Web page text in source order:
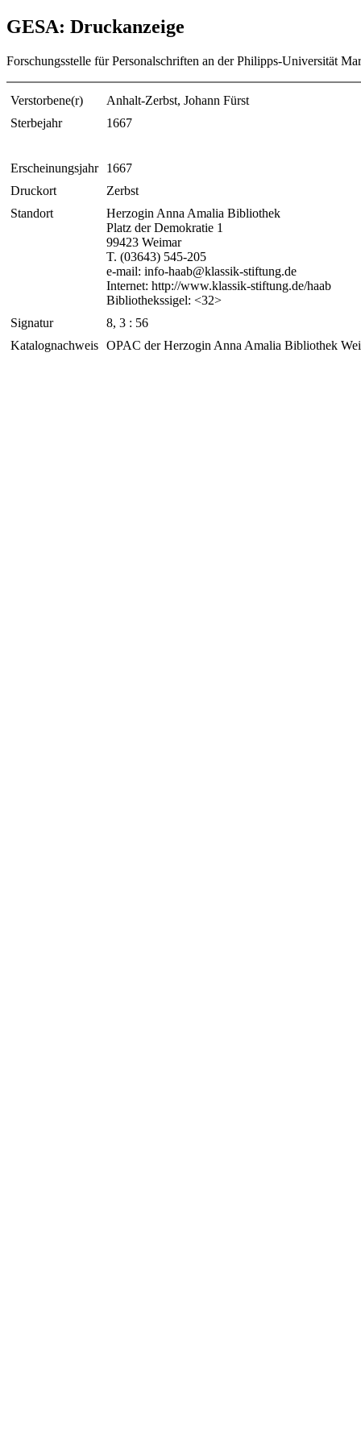
GESA: Druckanzeige
Forschungsstelle für Personalschriften an der Philipps-Universität
Verstorbene(r)
Anhalt-Zerbst, Johann Fürst
Sterbejahr
1667
Erscheinungsjahr
1667
Druckort
Zerbst
Standort
Herzogin Anna Amalia Bibliothek
Platz der Demokratie 1
99423 Weimar
T. (03643) 545-205
e-mail: info-haab@klassik-stiftung.de
Internet: http://www.klassik-stiftung.de/haab
Bibliothekssigel: <32>
Signatur
8, 3 : 56
Katalognachweis OPAC der Herzogin Anna Amalia Bibliothek